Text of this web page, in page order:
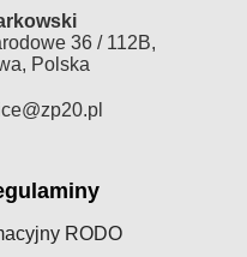
36 / 112B,
Polska
RODO